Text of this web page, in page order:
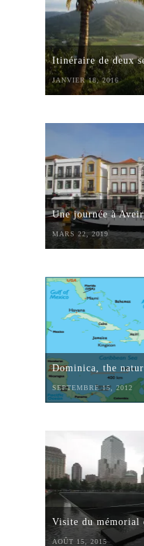
Itinéraire de deux
JANVIER 18, 2016
Une journée à
MARS 22, 2019
Dominica, the
SEPTEMBRE 15, 2012
Visite du mémorial
AOÛT 15, 2015